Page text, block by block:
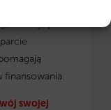
z
swojej